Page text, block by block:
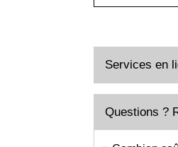
Services en
Questions ?